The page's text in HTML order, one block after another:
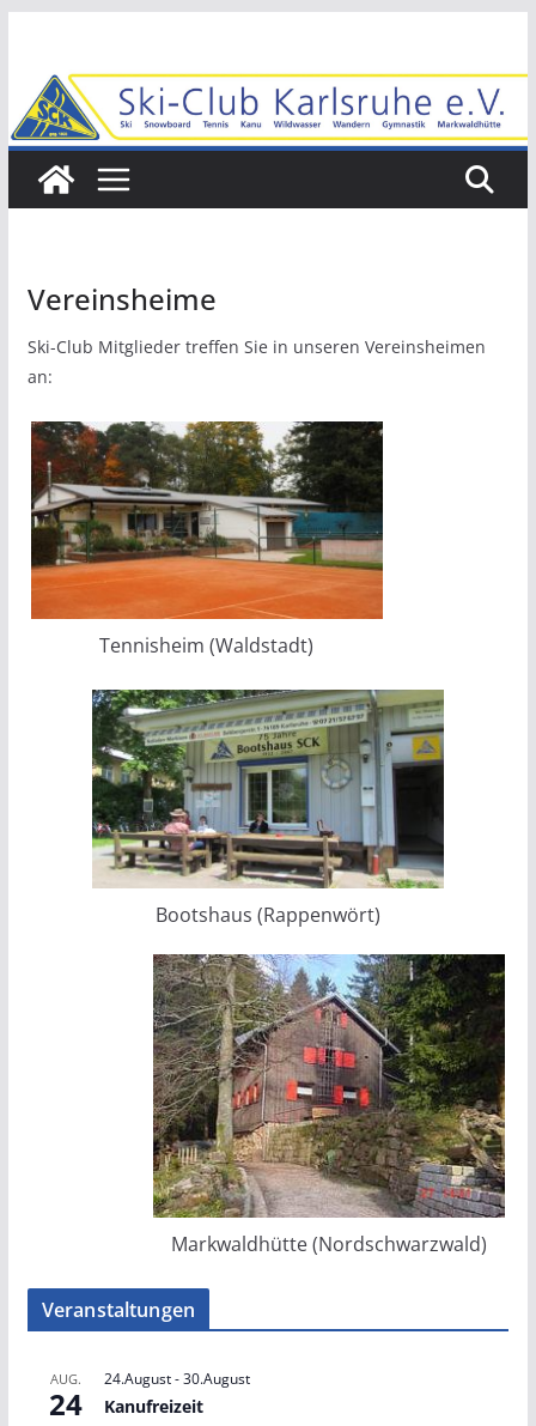
springen
Vereinsheime
Ski-Club Mitglieder treffen Sie in unseren Vereinsheimen
an:
Tennisheim (Waldstadt)
Bootshaus (Rappenwört)
Markwaldhütte (Nordschwarzwald)
Veranstaltungen
AUG.
24
24.August-30.August
Kanufreizeit